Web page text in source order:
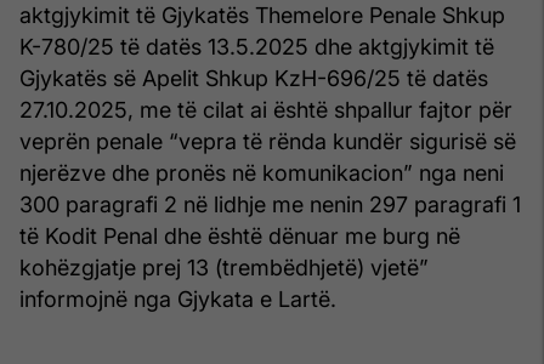
aktgjykimit të Gjykatës Themelore Penale Shkup
K-780/25 të datës 13.5.2025 dhe aktgjykimit të
Gjykatës së Apelit Shkup KzH-696/25 të datës
27.10.2025, me të cilat ai është shpallur fajtor për
veprën penale “vepra të rënda kundër sigurisë së
njerëzve dhe pronës në komunikacion” nga neni
300 paragrafi 2 në lidhje me nenin 297 paragrafi 1
të Kodit Penal dhe është dënuar me burg në
kohëzgjatje prej 13 (trembëdhjetë) vjetë”
informojnë nga Gjykata e Lartë.